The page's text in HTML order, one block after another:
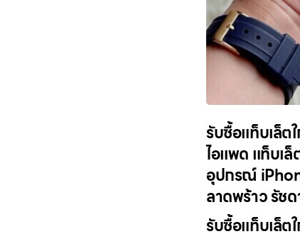
รับซื้อแท็บเล็ต
ไอแพด แท็บเ
อุปกรณ์
ลาดพร้าว รัช
รับซื้อแท็บเล็ต